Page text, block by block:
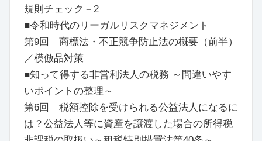
規則チェック－2
■令和時代のリーガルリスクマネジメント
第9回 商標法・不正競争防止法の概要（前半）
／模倣品対策
■知って得する非営利法人の税務 ～間違いやす
いポイントの整理～
第6回 税額控除を受けられる公益法人になるに
は？公益法人等に資産を譲渡した場合の所得税